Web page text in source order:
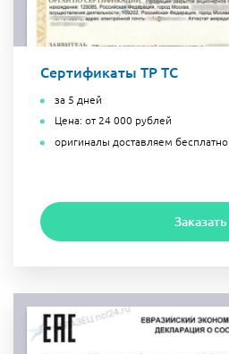
Сертификаты ТР ТС
за 5 дней
Цена: от 24 000 рублей
оригиналы доставляем бесплатно
Заказать